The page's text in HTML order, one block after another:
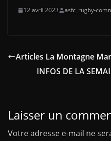
12 avril 2023 asfc_rugby-
Articles La Montagne
INFOS DE LA
Laisser un
Votre adresse e-mail ne